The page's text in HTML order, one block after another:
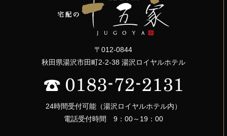
〒012-0844
秋田県湯沢市田町2-2-38 湯沢ロイヤルホテル
24時間受付可能（湯沢ロイヤルホテル内）
電話受付時間 9：00～19：00